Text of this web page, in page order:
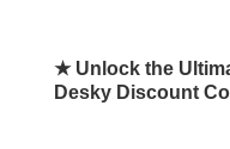
★ Unlock the
Desky Discount